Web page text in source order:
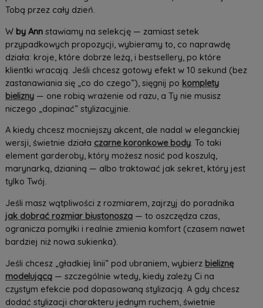
Tobą przez cały dzień.
W by Annstawiamy na selekcję — zamiast setek
przypadkowych propozycji, wybieramy to, co naprawdę
działa: kroje, które dobrze leżą, i bestsellery, po które
klientki wracają. Jeśli chcesz gotowy efekt w 10 sekund (bez
zastanawiania się „co do czego”), sięgnij po komplety
bielizny— one robią wrażenie od razu, a Ty nie musisz
niczego „dopinać” stylizacyjnie.
A kiedy chcesz mocniejszy akcent, ale nadal w eleganckiej
wersji, świetnie działa czarne koronkowe body. To taki
element garderoby, który możesz nosić pod koszulą,
marynarką, dzianiną — albo traktować jak sekret, który jest
tylko Twój.
Jeśli masz wątpliwości z rozmiarem, zajrzyj do poradnika
jak dobrać rozmiar biustonosza— to oszczędza czas,
ogranicza pomyłki i realnie zmienia komfort (czasem nawet
bardziej niż nowa sukienka).
Jeśli chcesz „gładkiej linii” pod ubraniem, wybierz bieliznę
modelującą— szczególnie wtedy, kiedy zależy Ci na
czystym efekcie pod dopasowaną stylizacją. A gdy chcesz
dodać stylizacji charakteru jednym ruchem, świetnie